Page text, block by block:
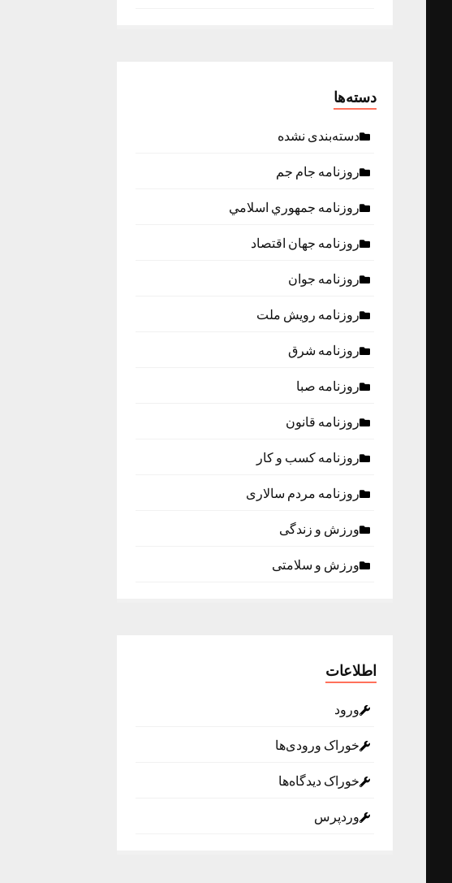
دسته‌ها
دسته‌بندی نشده
روزنامه جام جم
روزنامه جمهوري اسلامي
روزنامه جهان اقتصاد
روزنامه جوان
روزنامه رویش ملت
روزنامه شرق
روزنامه صبا
روزنامه قانون
روزنامه كسب و كار
روزنامه مردم سالاری
ورزش و زندگی
ورزش و سلامتی
اطلاعات
ورود
خوراک ورودی‌ها
خوراک دیدگاه‌ها
وردپرس